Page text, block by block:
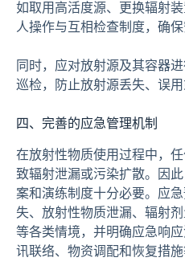
如取用高活度源、更换辐射
人操作与互相检查制度，确保
同时，应对放射源及其容器
巡检，防止放射源丢失、误用
四、完善的应急管理机制
在放射性物质使用过程中，
致辐射泄漏或污染扩散。因
案和演练制度十分必要。应
失、放射性物质泄漏、辐射
等各类情境，并明确应急响
讯联络、物资调配和恢复措施